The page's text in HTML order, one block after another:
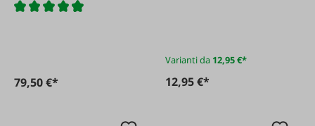
in acciaio
79,50 €*
Varianti da 12,95 €*
12,95 €*